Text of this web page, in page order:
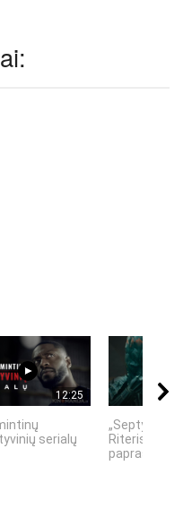
12:25
serialų
„Septynių
Riteris" – kai